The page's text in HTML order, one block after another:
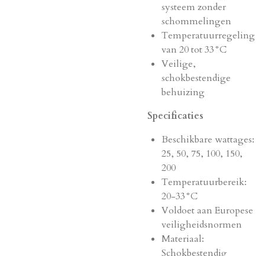
systeem zonder
schommelingen
Temperatuurregeling
van 20 tot 33°C
Veilige,
schokbestendige
behuizing
Specificaties
Beschikbare wattages:
25, 50, 75, 100, 150,
200
Temperatuurbereik:
20-33°C
Voldoet aan Europese
veiligheidsnormen
Materiaal:
Schokbestendig